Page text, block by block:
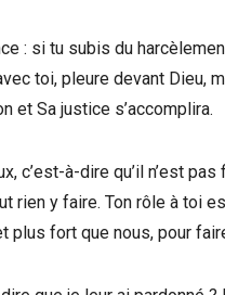
: si tu subis du
toi, pleure devant Dieu,
et Sa justice s’accomplira.
c’est-à-dire qu’il n’est
rien y faire. Ton rôle à toi
fort que nous, pour